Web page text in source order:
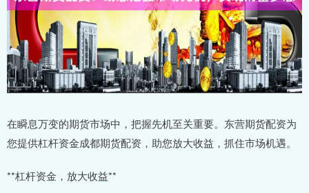
在瞬息万变的期货市场中，把握先机至关重要。东营期货配资为
您提供杠杆资金成都期货配资，助您放大收益，抓住市场机遇。
**杠杆资金，放大收益**